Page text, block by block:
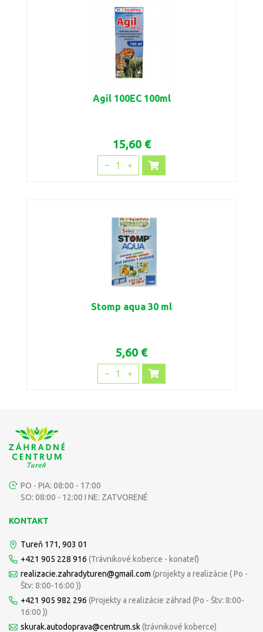
Agil 100EC 100ml
15,60 €
1
Stomp aqua 30 ml
5,60 €
1
PO - PIA: 08:00 - 17:00
SO: 08:00 - 12:00 I NE: ZATVORENÉ
KONTAKT
Tureň 171, 903 01
+421 905 228 916 (Trávnikové koberce - konateľ)
realizacie.zahradyturen@gmail.com (projekty a realizácie ( Po -
Štv: 8:00-16:00 ))
+421 905 982 296 (Projekty a realizácie záhrad (Po - Štv: 8:00-
16:00 ))
skurak.autodoprava@centrum.sk(trávnikové koberce)